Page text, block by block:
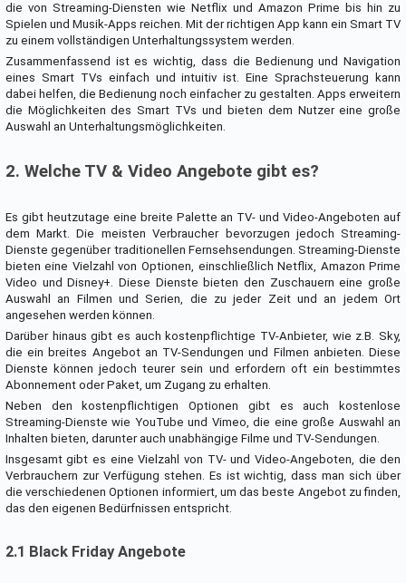
die von Streaming-Diensten wie Netflix und Amazon Prime bis hin zu
Spielen und Musik-Apps reichen. Mit der richtigen App kann ein Smart TV
zu einem vollständigen Unterhaltungssystem werden.
Zusammenfassend ist es wichtig, dass die Bedienung und Navigation
eines Smart TVs einfach und intuitiv ist. Eine Sprachsteuerung kann
dabei helfen, die Bedienung noch einfacher zu gestalten. Apps erweitern
die Möglichkeiten des Smart TVs und bieten dem Nutzer eine große
Auswahl an Unterhaltungsmöglichkeiten.
2. Welche TV & Video Angebote gibt es?
Es gibt heutzutage eine breite Palette an TV- und Video-Angeboten auf
dem Markt. Die meisten Verbraucher bevorzugen jedoch Streaming-
Dienste gegenüber traditionellen Fernsehsendungen. Streaming-Dienste
bieten eine Vielzahl von Optionen, einschließlich Netflix, Amazon Prime
Video und Disney+. Diese Dienste bieten den Zuschauern eine große
Auswahl an Filmen und Serien, die zu jeder Zeit und an jedem Ort
angesehen werden können.
Darüber hinaus gibt es auch kostenpflichtige TV-Anbieter, wie z.B. Sky,
die ein breites Angebot an TV-Sendungen und Filmen anbieten. Diese
Dienste können jedoch teurer sein und erfordern oft ein bestimmtes
Abonnement oder Paket, um Zugang zu erhalten.
Neben den kostenpflichtigen Optionen gibt es auch kostenlose
Streaming-Dienste wie YouTube und Vimeo, die eine große Auswahl an
Inhalten bieten, darunter auch unabhängige Filme und TV-Sendungen.
Insgesamt gibt es eine Vielzahl von TV- und Video-Angeboten, die den
Verbrauchern zur Verfügung stehen. Es ist wichtig, dass man sich über
die verschiedenen Optionen informiert, um das beste Angebot zu finden,
das den eigenen Bedürfnissen entspricht.
2.1 Black Friday Angebote